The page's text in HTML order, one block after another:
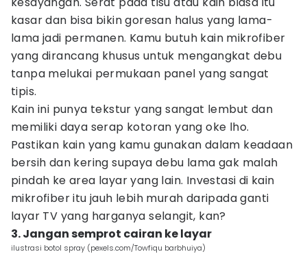
kasar dan bisa bikin goresan halus yang lama-
lama jadi permanen. Kamu butuh kain mikrofiber
yang dirancang khusus untuk mengangkat debu
tanpa melukai permukaan panel yang sangat
tipis.
Kain ini punya tekstur yang sangat lembut dan
memiliki daya serap kotoran yang oke lho.
Pastikan kain yang kamu gunakan dalam keadaan
bersih dan kering supaya debu lama gak malah
pindah ke area layar yang lain. Investasi di kain
mikrofiber itu jauh lebih murah daripada ganti
layar TV yang harganya selangit, kan?
3. Jangan semprot cairan ke layar
ilustrasi botol spray (pexels.com/Towfiqu barbhuiya)